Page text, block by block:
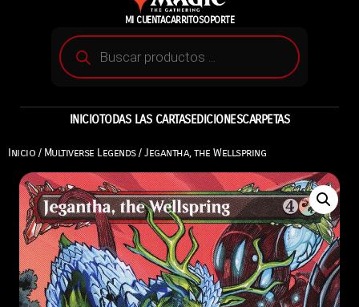
MI CUENTACARRITOSOPORTE
INICIOTODAS LAS CARTASEDICIONESCARPETAS
Inicio / Multiverse Legends/ Jegantha, the Wellspring